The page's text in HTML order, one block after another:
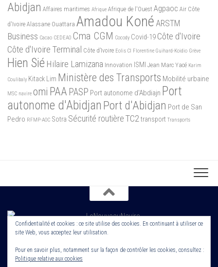
Abidjan Affaires maritimes Afrique Afrique de l'Ouest Agpaoc Air Côte
d'Ivoire Alassane Ouattara Amadou Koné ARSTM
Business Cacao CEDEAO Cma CGM Cocody Covid-19 Côte d'Ivoire
Côte d'Ivoire Terminal Côte d’Ivoire Eolis CI Florentine Guihard-Koidio Grève
Hien Sié Hilaire Lamizana Innovation ISMI Jean Marc Yacé Karim
Coulibaly Kitack Lim Ministère des Transports Mobilité urbaine
MSC navire omi PAA PASP Port autonome d'Abdiajn Port
autonome d'Abidjan Port d'Abidjan Port de San
Pedro RFMP-AOC Sotra Sécurité routièreTC2transport Transports
Copyright 2022. Le Nouveau Navire. Tout droit Réservé. Edité par
Cornerstone ROS
Confidentialité et cookies : ce site utilise des cookies. En continuant à utiliser ce
site Web, vous acceptez leur utilisation.
Pour en savoir plus, notamment sur la façon de contrôler les cookies, consultez :
Politique relative aux cookies